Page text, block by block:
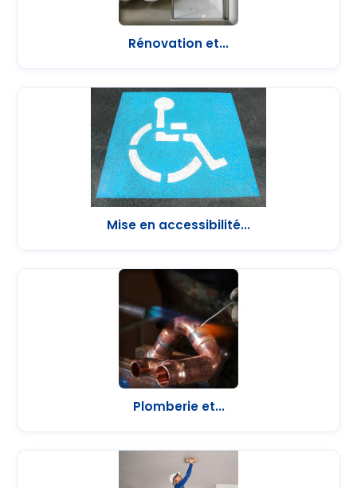
Rénovation et...
Mise en accessibilité...
Plomberie et...